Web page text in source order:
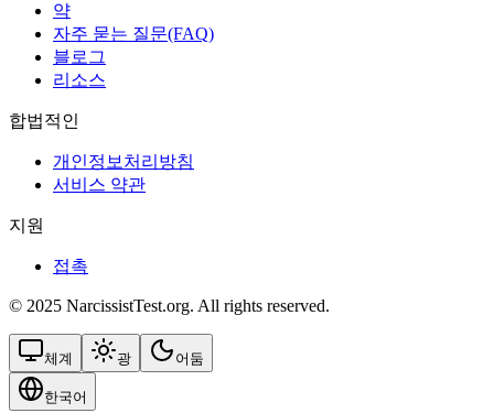
약
자주 묻는 질문(FAQ)
블로그
리소스
합법적인
개인정보처리방침
서비스 약관
지원
접촉
© 2025 NarcissistTest.org. All rights reserved.
체계 광 어둠
한국어